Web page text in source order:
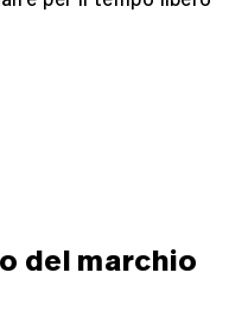
del marchio